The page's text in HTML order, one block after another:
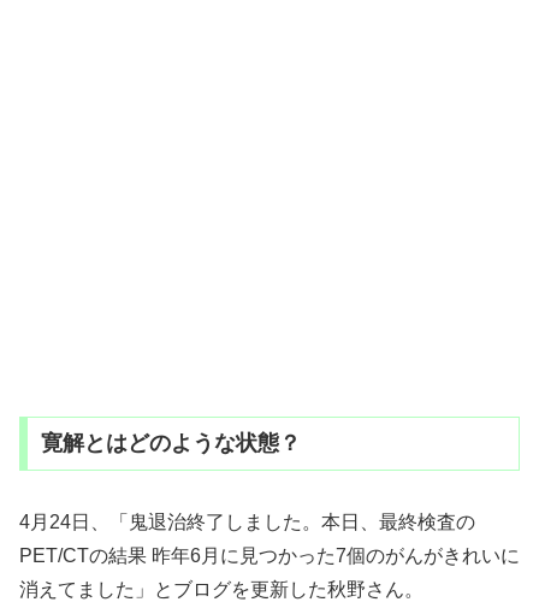
寛解とはどのような状態？
4月24日、「鬼退治終了しました。本日、最終検査の
PET/CTの結果 昨年6月に見つかった7個のがんがきれいに
消えてました」とブログを更新した秋野さん。